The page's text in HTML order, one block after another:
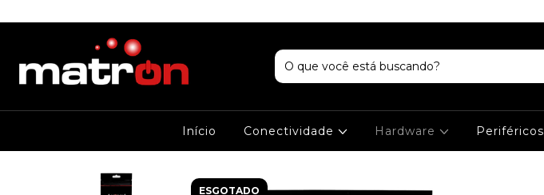
Início Conectividade Hardware Periféricos
ESGOTADO